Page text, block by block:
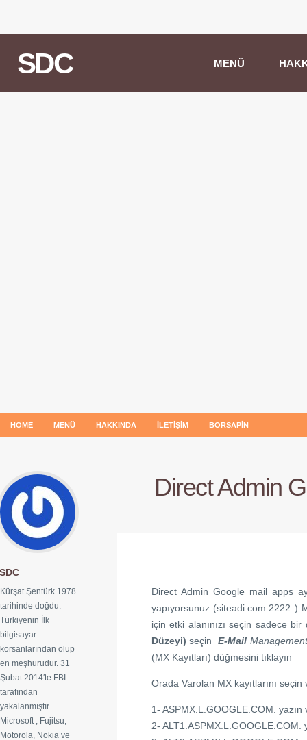
SDC MENÜ
HOME MENÜ HAKKINDA İLETIŞIM BORSAPIN
Direct Admin
Direct Admin Google mail apps
yapıyorsunuz (siteadi.com:2222 )
için etki alanınızı seçin sadece
Düzeyi) seçinE-Mail
(MX Kayıtları) düğmesini tıklayın
Orada Varolan MX kayıtlarını
1- ASPMX.L.GOOGLE.COM.
2- ALT1.ASPMX.L.GOOGLE.COM.
SDC
Kürşat Şentürk 1978
tarihinde doğdu.
Türkiyenin İlk
bilgisayar
korsanlarından olup
en meşhurudur. 31
Şubat 2014′te FBI
tarafından
yakalanmıştır.
Microsoft , Fujitsu,
Motorola, Nokia ve